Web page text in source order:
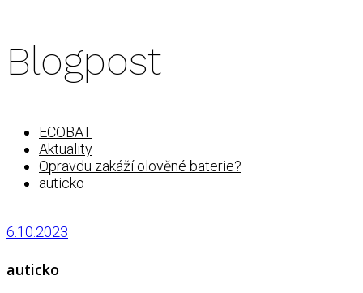
Blogpost
ECOBAT
Aktuality
Opravdu zakáží olověné baterie?
auticko
6.10.2023
auticko